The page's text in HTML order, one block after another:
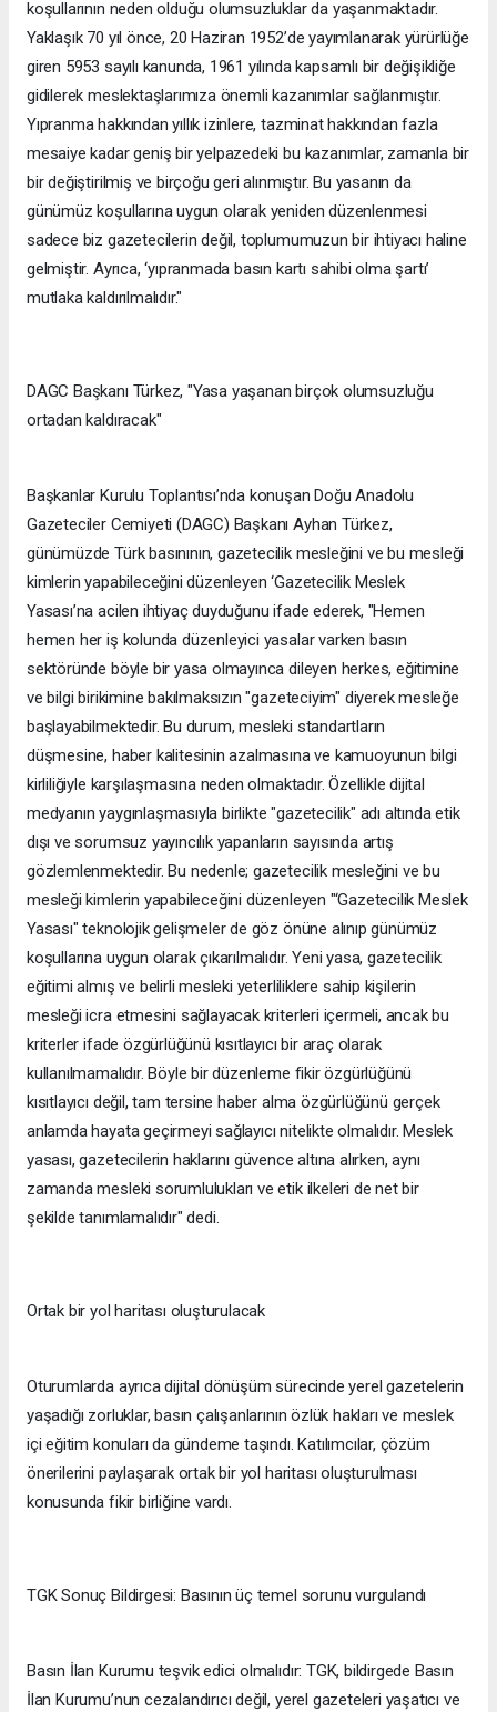
koşullarının neden olduğu olumsuzluklar da yaşanmaktadır.
Yaklaşık 70 yıl önce, 20 Haziran 1952’de yayımlanarak yürürlüğe
giren 5953 sayılı kanunda, 1961 yılında kapsamlı bir değişikliğe
gidilerek meslektaşlarımıza önemli kazanımlar sağlanmıştır.
Yıpranma hakkından yıllık izinlere, tazminat hakkından fazla
mesaiye kadar geniş bir yelpazedeki bu kazanımlar, zamanla bir
bir değiştirilmiş ve birçoğu geri alınmıştır. Bu yasanın da
günümüz koşullarına uygun olarak yeniden düzenlenmesi
sadece biz gazetecilerin değil, toplumumuzun bir ihtiyacı haline
gelmiştir. Ayrıca, ‘yıpranmada basın kartı sahibi olma şartı’
mutlaka kaldırılmalıdır."
DAGC Başkanı Türkez, "Yasa yaşanan birçok olumsuzluğu
ortadan kaldıracak"
Başkanlar Kurulu Toplantısı’nda konuşan Doğu Anadolu
Gazeteciler Cemiyeti (DAGC) Başkanı Ayhan Türkez,
günümüzde Türk basınının, gazetecilik mesleğini ve bu mesleği
kimlerin yapabileceğini düzenleyen ‘Gazetecilik Meslek
Yasası’na acilen ihtiyaç duyduğunu ifade ederek, "Hemen
hemen her iş kolunda düzenleyici yasalar varken basın
sektöründe böyle bir yasa olmayınca dileyen herkes, eğitimine
ve bilgi birikimine bakılmaksızın "gazeteciyim" diyerek mesleğe
başlayabilmektedir. Bu durum, mesleki standartların
düşmesine, haber kalitesinin azalmasına ve kamuoyunun bilgi
kirliliğiyle karşılaşmasına neden olmaktadır. Özellikle dijital
medyanın yaygınlaşmasıyla birlikte "gazetecilik" adı altında etik
dışı ve sorumsuz yayıncılık yapanların sayısında artış
gözlemlenmektedir. Bu nedenle; gazetecilik mesleğini ve bu
mesleği kimlerin yapabileceğini düzenleyen "‘Gazetecilik Meslek
Yasası" teknolojik gelişmeler de göz önüne alınıp günümüz
koşullarına uygun olarak çıkarılmalıdır. Yeni yasa, gazetecilik
eğitimi almış ve belirli mesleki yeterliliklere sahip kişilerin
mesleği icra etmesini sağlayacak kriterleri içermeli, ancak bu
kriterler ifade özgürlüğünü kısıtlayıcı bir araç olarak
kullanılmamalıdır. Böyle bir düzenleme fikir özgürlüğünü
kısıtlayıcı değil, tam tersine haber alma özgürlüğünü gerçek
anlamda hayata geçirmeyi sağlayıcı nitelikte olmalıdır. Meslek
yasası, gazetecilerin haklarını güvence altına alırken, aynı
zamanda mesleki sorumlulukları ve etik ilkeleri de net bir
şekilde tanımlamalıdır" dedi.
Ortak bir yol haritası oluşturulacak
Oturumlarda ayrıca dijital dönüşüm sürecinde yerel gazetelerin
yaşadığı zorluklar, basın çalışanlarının özlük hakları ve meslek
içi eğitim konuları da gündeme taşındı. Katılımcılar, çözüm
önerilerini paylaşarak ortak bir yol haritası oluşturulması
konusunda fikir birliğine vardı.
TGK Sonuç Bildirgesi: Basının üç temel sorunu vurgulandı
Basın İlan Kurumu teşvik edici olmalıdır: TGK, bildirgede Basın
İlan Kurumu’nun cezalandırıcı değil, yerel gazeteleri yaşatıcı ve